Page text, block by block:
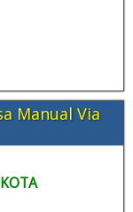
Manual Via
KOTA